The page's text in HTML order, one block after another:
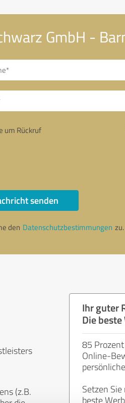
GmbH -
um Rückruf
senden
den Datenschutzbestimmungen zu.
(z.B.
Ihr guter
Die
85
Online-
Setzen
beste